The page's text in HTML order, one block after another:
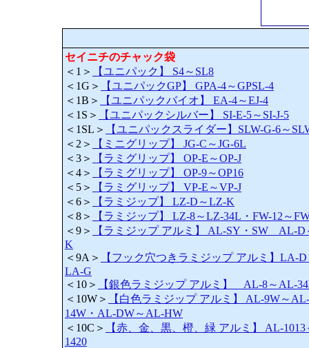
セイニチのチャック袋
＜1＞
【ユニパック】 S4～SL8
＜1G＞
【ユニパックGP】 GPA-4～GPSL-4
＜1B＞
【ユニパックバイオ】 EA-4～EJ-4
＜1S＞
【ユニパックシルバー】 SI-E-5～SI-J-5
＜1SL＞
【ユニパックスライダー】SLW-G-6～
＜2＞
【ミニグリップ】 JG-C～JG-6L
＜3＞
【ラミグリップ】 OP-E～OP-J
＜4＞
【ラミグリップ】 OP-9～OP16
＜5＞
【ラミグリップ】 VP-E～VP-J
＜6＞
【ラミジップ】 LZ-D～LZ-K
＜8＞
【ラミジップ】 LZ-8～LZ-34L・FW-12～
＜9＞
【ラミジップ アルミ】 AL-SY・SW AL-D
K
＜9A＞
【フック穴つきラミジップ アルミ】LA-
LA-G
＜10＞
【銀色ラミジップ アルミ】 AL-8～AL-
＜10W＞
【白色ラミジップ アルミ】 AL-9W～AL-
14W・AL-DW～AL-HW
＜10C＞
【赤、金、黒、橙、緑 アルミ】 AL-
1420